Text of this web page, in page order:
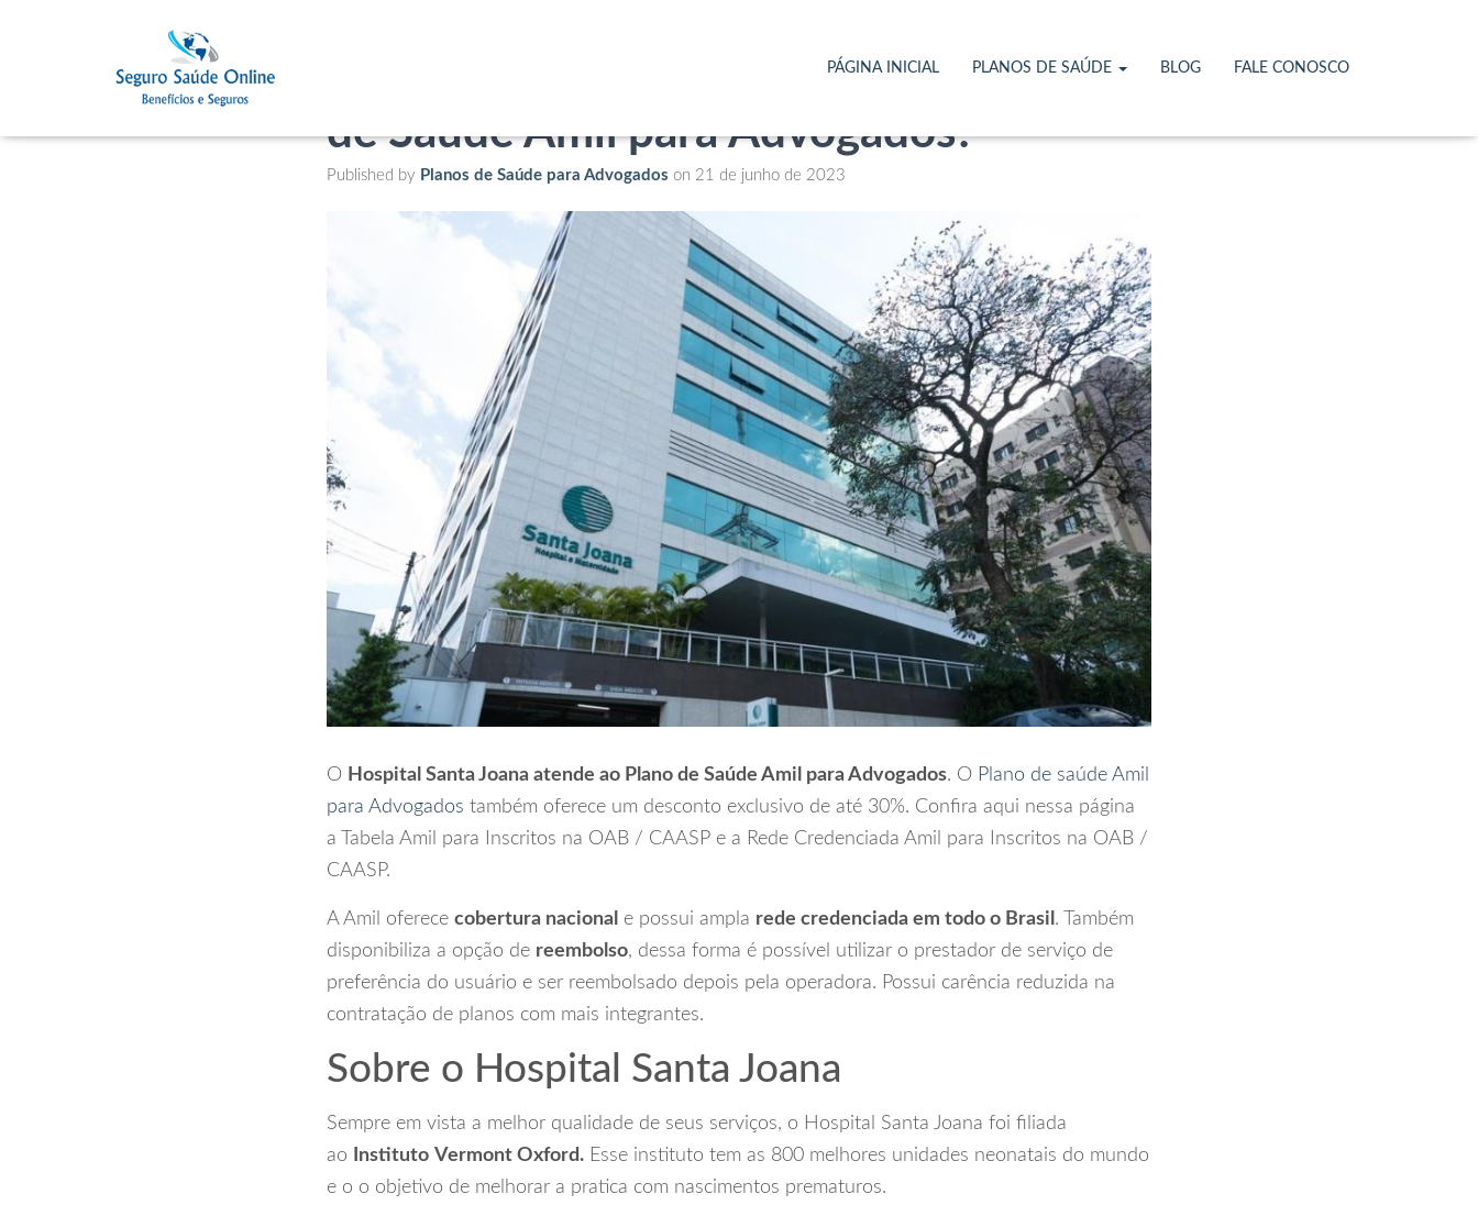
PÁGINA INICIAL PLANOS DE SAÚDE BLOG FALE CONOSCO
Hospital Santa Joana atende ao Plano
de Saúde Amil para Advogados?
Published by Planos de Saúde para Advogados on 21 de junho de 2023
O Hospital Santa Joana atende ao Plano de Saúde Amil para Advogados. O Plano de saúde Amil
para Advogados também oferece um desconto exclusivo de até 30%. Confira aqui nessa página
a Tabela Amil para Inscritos na OAB / CAASP e a Rede Credenciada Amil para Inscritos na OAB /
CAASP.
A Amil oferece cobertura nacional e possui ampla rede credenciada em todo o Brasil . Também
disponibiliza a opção de reembolso, dessa forma é possível utilizar o prestador de serviço de
preferência do usuário e ser reembolsado depois pela operadora. Possui carência reduzida na
contratação de planos com mais integrantes.
Sobre o Hospital Santa Joana
Sempre em vista a melhor qualidade de seus serviços, o Hospital Santa Joana foi filiada
ao
Instituto Vermont Oxford. Esse instituto tem as 800 melhores unidades neonatais do mundo
e o o objetivo de melhorar a pratica com nascimentos prematuros.